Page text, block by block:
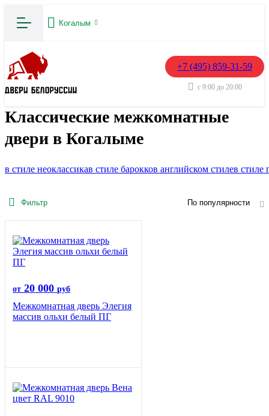
Когалым
+7 (495) 859-31-59
с 9:00 до 20:00
Классические межкомнатные
двери в Когалыме
в стиле неоклассикав стиле барокков английском стилев стиле
Фильтр По популярности
от 20 000 руб
Межкомнатная дверь Элегия
массив ольхи белый ПГ